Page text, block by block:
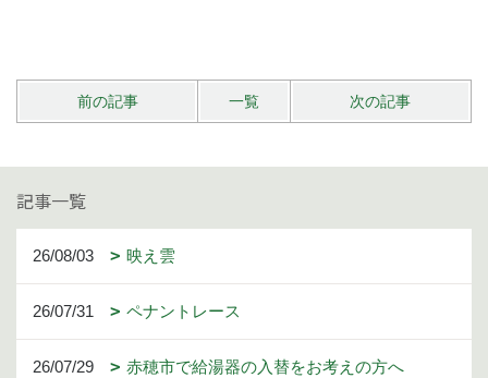
前の記事 一覧 次の記事
記事一覧
26/08/03 映え雲
26/07/31 ペナントレース
26/07/29 赤穂市で給湯器の入替をお考えの方へ